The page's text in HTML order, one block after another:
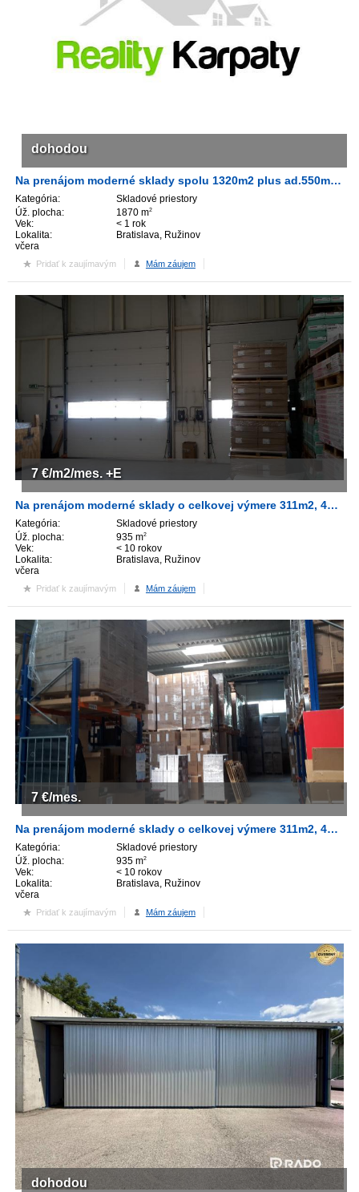
Na prenájom moderné sklady spolu 1320m2 plus ad.550m2, TOP-lokalita Bratislava- II.!!!
Kategória:
Skladové priestory
Úž. plocha:
1870 m2
Vek:
< 1 rok
Lokalita:
Bratislava, Ružinov
včera
dohodou
Pridať k zaujímavým Mám záujem
Na prenájom moderné sklady o celkovej výmere 311m2, 453m2, 935m2, TOP-lokalita Bratislava- II.!!!
Kategória:
Skladové priestory
Úž. plocha:
935 m2
Vek:
< 10 rokov
Lokalita:
Bratislava, Ružinov
včera
7 €/m2/mes. +E
Pridať k zaujímavým Mám záujem
Na prenájom moderné sklady o celkovej výmere 311m2, 453m2, 935m2, TOP-lokalita Bratislava- II.!!!
Kategória:
Skladové priestory
Úž. plocha:
935 m2
Vek:
< 10 rokov
Lokalita:
Bratislava, Ružinov
včera
7 €/mes.
Pridať k zaujímavým Mám záujem
dohodou